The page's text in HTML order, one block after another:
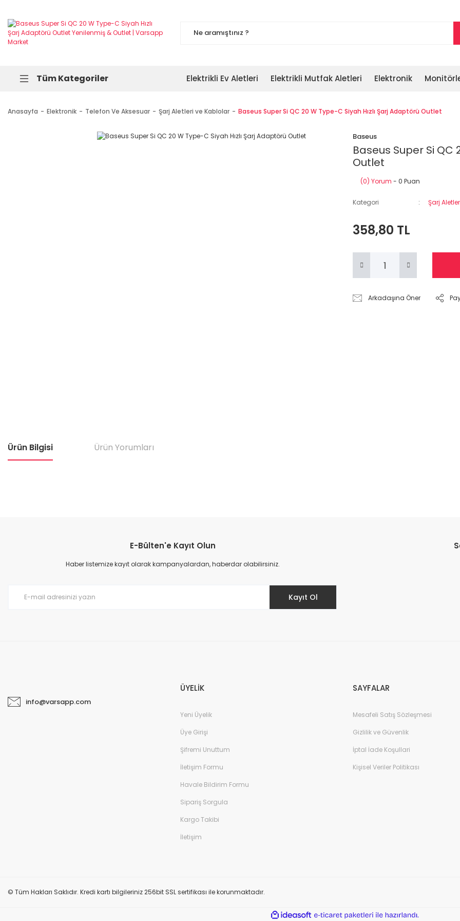
Tüm Kategoriler Elektrikli Ev Aletleri Elektrikli Mutfak Aletleri Elektronik
Anasayfa Elektronik Telefon Ve Aksesuar Şarj Aletleri ve Kablolar Baseus Super Si QC 20 W Type-C Siyah Hızlı Şarj Adaptörü Outlet
Baseus
Baseus Super Si QC
Outlet
(0) Yorum - 0 Puan
Kategori Şarj
358,80 TL
Arkadaşına Öner
Ürün Bilgisi Ürün Yorumları
E-Bülten'e Kayıt Olun
Haber listemize kayıt olarak kampanyalardan, haberdar olabilirsiniz.
Kayıt Ol
info@varsapp.com
ÜYELİK
Yeni Üyelik
Üye Girişi
Şifremi Unuttum
İletişim Formu
Havale Bildirim Formu
Sipariş Sorgula
Kargo Takibi
İletişim
SAYFALAR
Mesafeli Satış Sözleşmesi
Gizlilik ve Güvenlik
İptal İade Koşullari
Kişisel Veriler Politikası
© Tüm Hakları Saklıdır. Kredi kartı bilgileriniz 256bit SSL sertifikası ile korunmaktadır.
ideasoft
e-